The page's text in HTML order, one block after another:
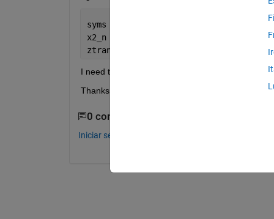
syms
x2_n = (1+n+n^2)
ztrans(x2_n)
I need to get the answer into a transfer function.
Thanks!
0 comentarios
Iniciar sesión para comentar.